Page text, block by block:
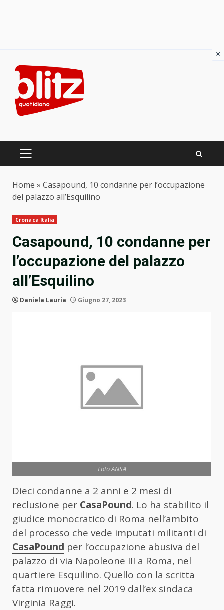
content
PRIMARY
Home » Casapound, 10 condanne per l’occupazione
del palazzo all’Esquilino
Cronaca Italia
Casapound, 10 condanne per
l’occupazione del palazzo
all’Esquilino
Daniela Lauria Giugno 27, 2023
Foto ANSA
Dieci condanne a 2 anni e 2 mesi di
reclusione per CasaPound. Lo ha stabilito il
giudice monocratico di Roma nell’ambito
del processo che vede imputati militanti di
CasaPound per l’occupazione abusiva del
palazzo di via Napoleone III a Roma, nel
quartiere Esquilino. Quello con la scritta
fatta rimuovere nel 2019 dall’ex sindaca
Virginia Raggi.
×